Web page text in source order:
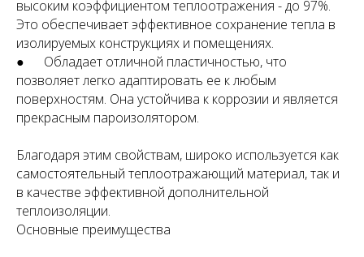
высоким коэффициентом теплоотражения - до 97%.
Это обеспечивает эффективное сохранение тепла в
изолируемых конструкциях и помещениях.
● Обладает отличной пластичностью, что
позволяет легко адаптировать ее к любым
поверхностям. Она устойчива к коррозии и является
прекрасным пароизолятором.
Благодаря этим свойствам, широко используется как
самостоятельный теплоотражающий материал, так и
в качестве эффективной дополнительной
теплоизоляции.
Основные преимущества